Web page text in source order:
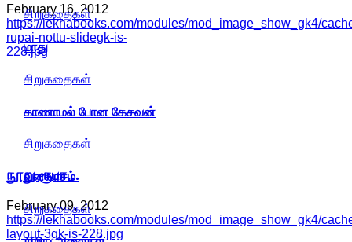
February 16, 2012
https://lekhabooks.com/modules/mod_image_show_gk4/
rupai-nottu-slidegk-is-
228.jpg
நூறு ரூபா…
February 09, 2012
https://lekhabooks.com/modules/mod_image_show_gk4/
layout-3gk-is-228.jpg
சிறுகதைகள்
மாது
சிறுகதைகள்
காணாமல் போன கேசவன்
சிறுகதைகள்
வனவாசம்
சிறுகதைகள்